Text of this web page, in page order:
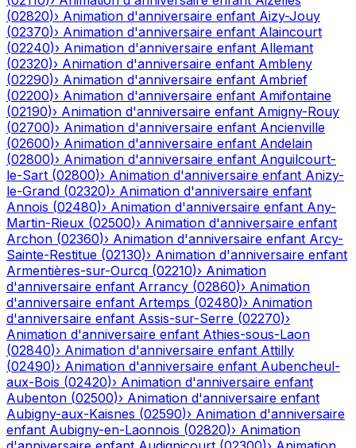
(02820)› Animation d'anniversaire enfant Aizy-Jouy
(02370)› Animation d'anniversaire enfant Alaincourt
(02240)› Animation d'anniversaire enfant Allemant
(02320)› Animation d'anniversaire enfant Ambleny
(02290)› Animation d'anniversaire enfant Ambrief
(02200)› Animation d'anniversaire enfant Amifontaine
(02190)› Animation d'anniversaire enfant Amigny-Rouy
(02700)› Animation d'anniversaire enfant Ancienville
(02600)› Animation d'anniversaire enfant Andelain
(02800)› Animation d'anniversaire enfant Anguilcourt-
le-Sart (02800)› Animation d'anniversaire enfant Anizy-
le-Grand (02320)› Animation d'anniversaire enfant
Annois (02480)› Animation d'anniversaire enfant Any-
Martin-Rieux (02500)› Animation d'anniversaire enfant
Archon (02360)› Animation d'anniversaire enfant Arcy-
Sainte-Restitue (02130)› Animation d'anniversaire enfant
Armentières-sur-Ourcq (02210)› Animation
d'anniversaire enfant Arrancy (02860)› Animation
d'anniversaire enfant Artemps (02480)› Animation
d'anniversaire enfant Assis-sur-Serre (02270)›
Animation d'anniversaire enfant Athies-sous-Laon
(02840)› Animation d'anniversaire enfant Attilly
(02490)› Animation d'anniversaire enfant Aubencheul-
aux-Bois (02420)› Animation d'anniversaire enfant
Aubenton (02500)› Animation d'anniversaire enfant
Aubigny-aux-Kaisnes (02590)› Animation d'anniversaire
enfant Aubigny-en-Laonnois (02820)› Animation